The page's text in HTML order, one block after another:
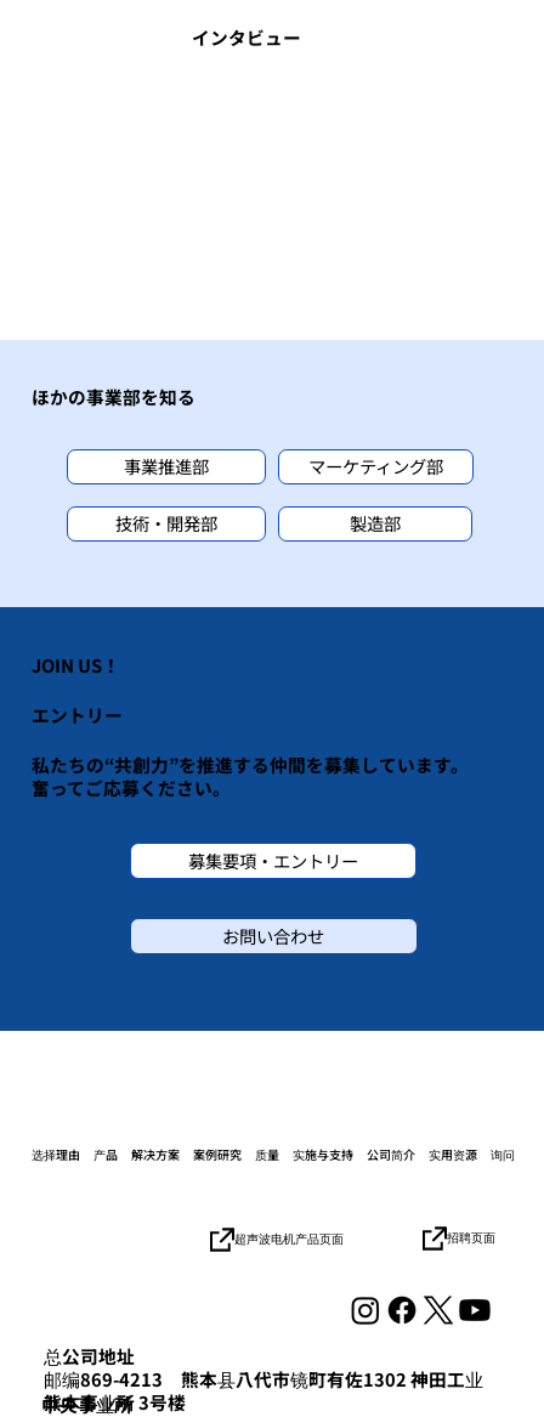
インタビュー
ほかの事業部を知る
事業推進部 マーケティング部
技術・開発部 製造部
JOIN US！
エントリー
私たちの“共創力”を推進する仲間を募集しています。
​奮ってご応募ください。
募集要項・エントリー
お問い合わせ
总公司地址
邮编869-4213 熊本县八代市镜町有佐1302 神田工业
熊本事业所 3号楼
​中央事业所
选择理由 产品 解决方案 案例研究 质量 实施与支持 公司简介 实用资源 询问
超声波电机产品页面 招聘页面